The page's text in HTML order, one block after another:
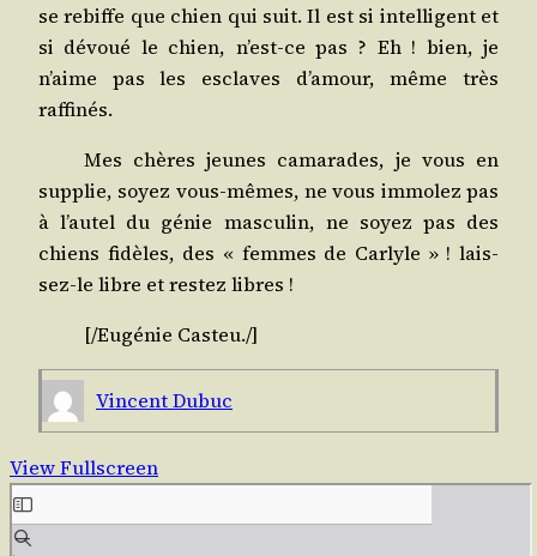
se rebiffe que chien qui suit. Il est si intel­li­gent et
si dévoué le chien, n’est-ce pas ? Eh ! bien, je
n’aime pas les esclaves d’amour, même très
raffinés.
Mes chères jeunes cama­rades, je vous en
sup­plie, soyez vous-mêmes, ne vous immo­lez pas
à l’autel du génie mas­cu­lin, ne soyez pas des
chiens fidèles, des « femmes de Car­lyle » ! lais­
sez-le libre et res­tez libres !
[/​Eugénie Cas­teu./​]
Vincent Dubuc
View Fullscreen